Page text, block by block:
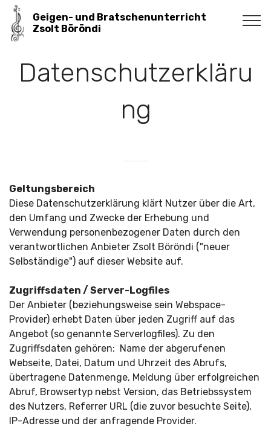
Geigen- und Bratschenunterricht
Zsolt Böröndi
Datenschutzerkläru
ng
Geltungsbereich
Diese Datenschutzerklärung klärt Nutzer über die Art,
den Umfang und Zwecke der Erhebung und
Verwendung personenbezogener Daten durch den
verantwortlichen Anbieter Zsolt Böröndi ("neuer
Selbständige") auf dieser Website auf.
Zugriffsdaten / Server-Logfiles
Der Anbieter (beziehungsweise sein Webspace-
Provider) erhebt Daten über jeden Zugriff auf das
Angebot (so genannte Serverlogfiles). Zu den
Zugriffsdaten gehören: Name der abgerufenen
Webseite, Datei, Datum und Uhrzeit des Abrufs,
übertragene Datenmenge, Meldung über erfolgreichen
Abruf, Browsertyp nebst Version, das Betriebssystem
des Nutzers, Referrer URL (die zuvor besuchte Seite),
IP-Adresse und der anfragende Provider.